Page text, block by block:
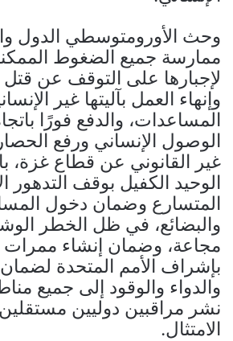
وحث الأورومتوسطي الدول
ممارسة جميع الضغوط
لإجبارها على التوقف عن
وإنهاء العمل بآليتها غير
المساعدات، والدفع فورًا
الوصول الإنساني ورفع
غير القانوني عن قطاع غزة،
الوحيد الكفيل بوقف التدهور
المتسارع وضمان دخول
والبضائع، في ظل الخطر
مجاعة، وضمان إنشاء ممرات
بإشراف الأمم المتحدة
والدواء والوقود إلى جميع
نشر مراقبين دوليين
الامتثال.